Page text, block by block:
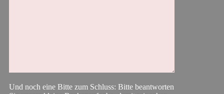
Und noch eine Bitte zum Schluss: Bitte beantworten